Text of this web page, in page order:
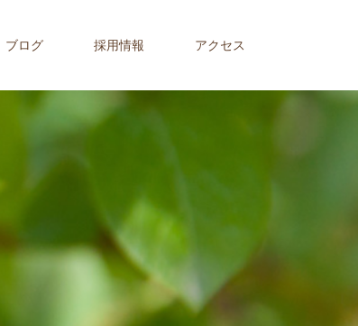
ブログ 採用情報 アクセス